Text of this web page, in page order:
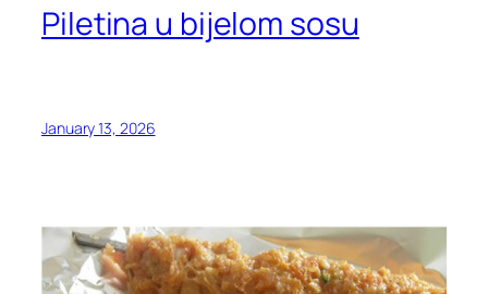
Piletina u bijelom sosu
January 13, 2026